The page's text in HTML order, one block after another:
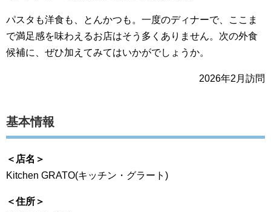
パスタも洋食も、とんかつも。一度のディナーで、ここま
で満足感を味わえるお店はそう多くありません。次の外食
候補に、ぜひ加えてみてはいかがでしょうか。
2026年2月訪問
基本情報
＜店名＞
Kitchen GRATO(キッチン・グラート)
＜住所＞